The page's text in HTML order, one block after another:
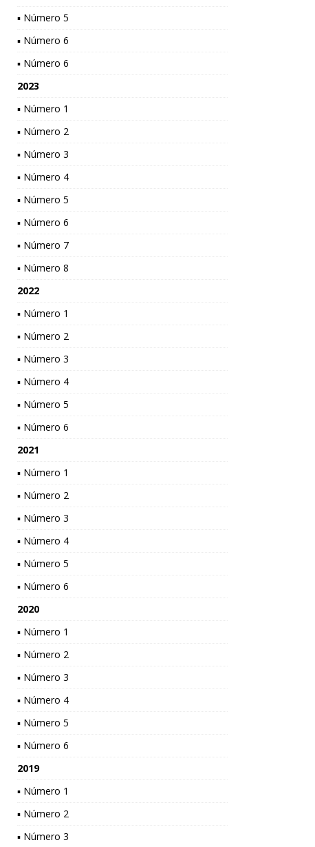
▪ Número 5
▪ Número 6
▪ Número 6
2023
▪ Número 1
▪ Número 2
▪ Número 3
▪ Número 4
▪ Número 5
▪ Número 6
▪ Número 7
▪ Número 8
2022
▪ Número 1
▪ Número 2
▪ Número 3
▪ Número 4
▪ Número 5
▪ Número 6
2021
▪ Número 1
▪ Número 2
▪ Número 3
▪ Número 4
▪ Número 5
▪ Número 6
2020
▪ Número 1
▪ Número 2
▪ Número 3
▪ Número 4
▪ Número 5
▪ Número 6
2019
▪ Número 1
▪ Número 2
▪ Número 3